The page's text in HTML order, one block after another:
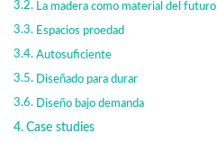
La madera como material del futuro
Espacios proedad
Autosuficiente
Diseñado para durar
Diseño bajo demanda
Case studies